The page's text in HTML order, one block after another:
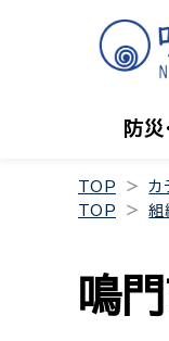
防災
TOP カ
TOP
組
鳴